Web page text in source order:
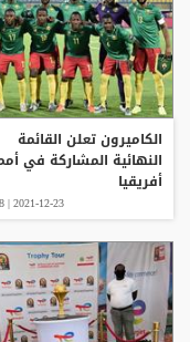
الكاميرون تعلن القائمة
النهائية المشاركة في
أفريقيا
2021-12-23 | 09:58 ص